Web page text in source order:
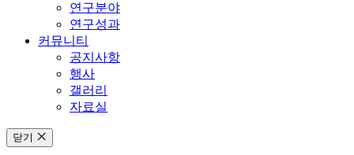
연구분야
연구성과
커뮤니티
공지사항
행사
갤러리
자료실
닫기